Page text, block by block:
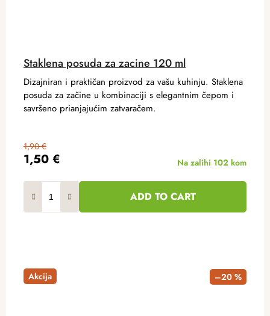
Staklena posuda za zacine 120 ml
1,50 €
1,90 €
Na zalihi 102 kom
ADD TO CART
Dizajniran i praktičan proizvod za vašu kuhinju. Staklena
posuda za začine u kombinaciji s elegantnim čepom i
savršeno prianjajućim zatvaračem.
Akcija –20 %